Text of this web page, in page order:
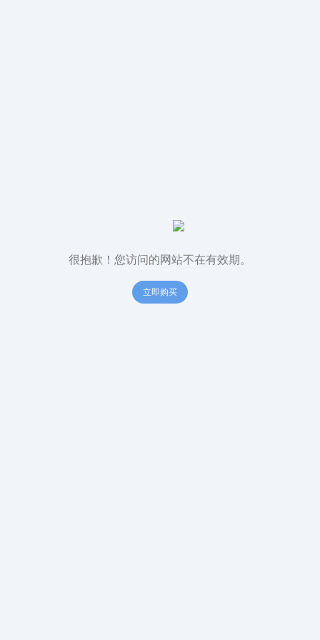
很抱歉！您访问的网站不在有效期。
立即购买